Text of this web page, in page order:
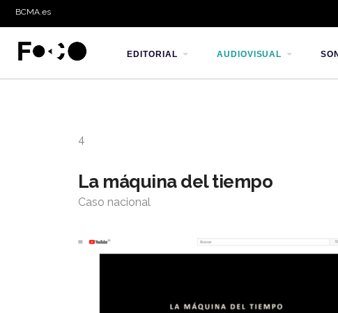
BCMA.es
EDITORIAL AUDIOVISUAL
4
La máquina del tiempo
Caso nacional